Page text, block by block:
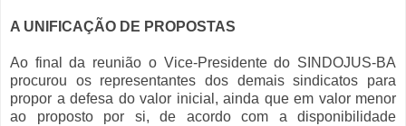
A UNIFICAÇÃO DE PROPOSTAS
Ao final da reunião o Vice-Presidente do SINDOJUS-BA
procurou os representantes dos demais sindicatos para
propor a defesa do valor inicial, ainda que em valor menor
ao proposto por si, de acordo com a disponibilidade